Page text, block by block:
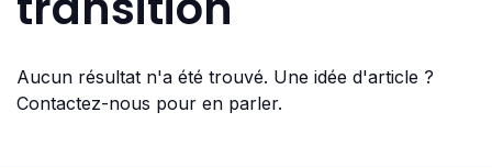
Aucun résultat n'a été trouvé. Une idée d'article ?
Contactez-nous pour en parler.